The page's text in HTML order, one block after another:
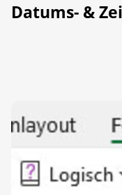
Datums- &